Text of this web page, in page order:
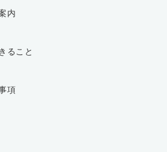
内
ること
項